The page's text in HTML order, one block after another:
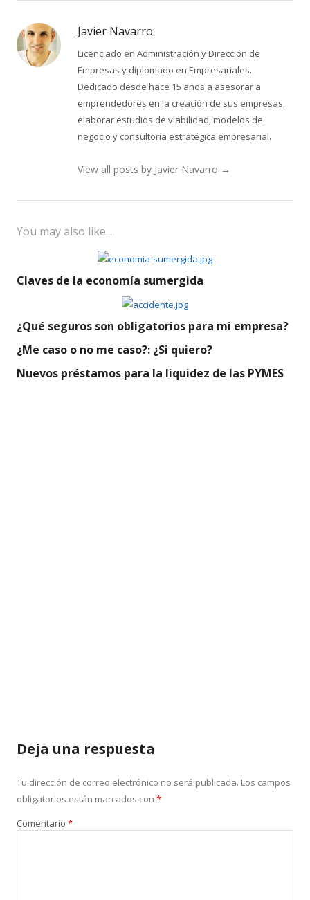
Javier Navarro
Licenciado en Administración y Dirección de
Empresas y diplomado en Empresariales.
Dedicado desde hace 15 años a asesorar a
emprendedores en la creación de sus empresas,
elaborar estudios de viabilidad, modelos de
negocio y consultoría estratégica empresarial.
View all posts by Javier Navarro →
You may also like...
Claves de la economía sumergida
¿Qué seguros son obligatorios para mi empresa?
¿Me caso o no me caso?: ¿Si quiero?
Nuevos préstamos para la liquidez de las PYMES
Deja una respuesta
Tu dirección de correo electrónico no será publicada. Los campos
obligatorios están marcados con *
Comentario *